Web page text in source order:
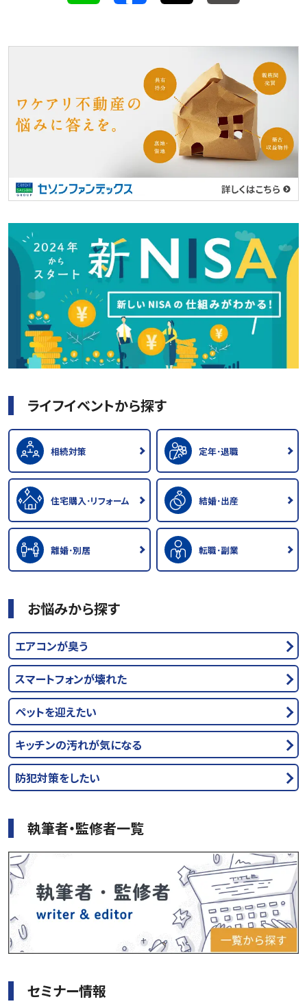
ライフイベントから探す
相続対策 定年･退職
住宅購入･リフォーム 結婚･出産
離婚･別居 転職･副業
お悩みから探す
エアコンが臭う
スマートフォンが壊れた
ペットを迎えたい
キッチンの汚れが気になる
防犯対策をしたい
執筆者・監修者一覧
セミナー情報